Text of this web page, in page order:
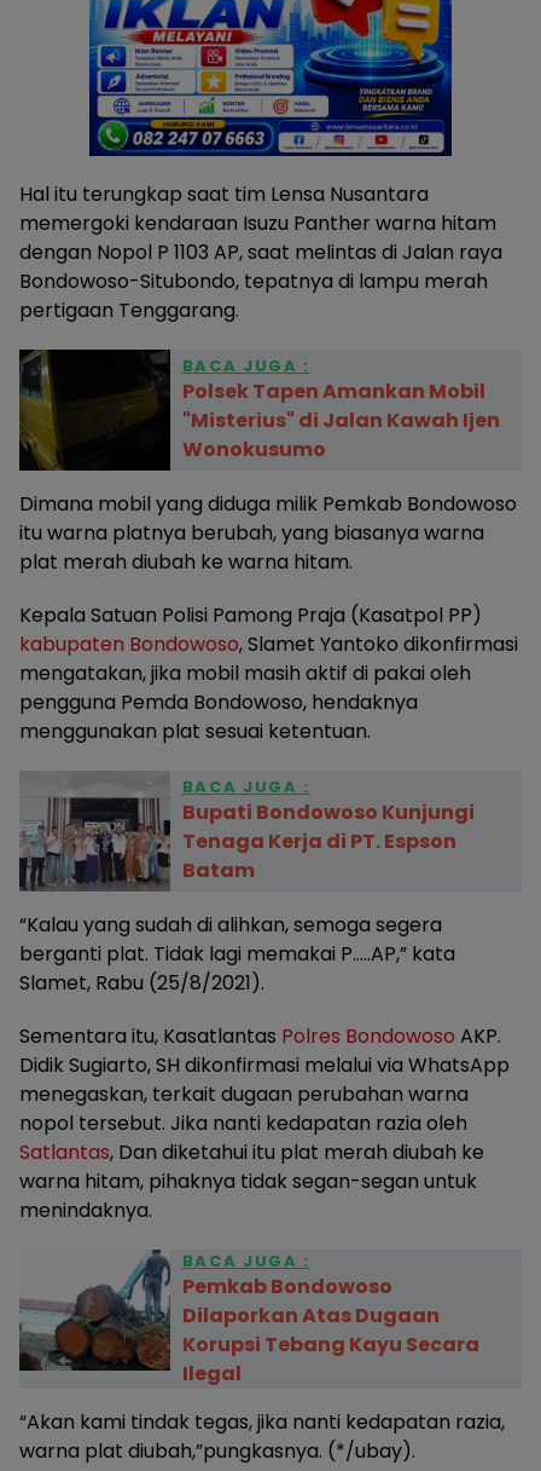
Hal itu terungkap saat tim Lensa Nusantara
memergoki kendaraan Isuzu Panther warna hitam
dengan Nopol P 1103 AP, saat melintas di Jalan raya
Bondowoso-Situbondo, tepatnya di lampu merah
pertigaan Tenggarang.
BACA JUGA :
Polsek Tapen Amankan Mobil
"Misterius" di Jalan Kawah Ijen
Wonokusumo
Dimana mobil yang diduga milik Pemkab Bondowoso
itu warna platnya berubah, yang biasanya warna
plat merah diubah ke warna hitam.
Kepala Satuan Polisi Pamong Praja (Kasatpol PP)
kabupaten Bondowoso, Slamet Yantoko dikonfirmasi
mengatakan, jika mobil masih aktif di pakai oleh
pengguna Pemda Bondowoso, hendaknya
menggunakan plat sesuai ketentuan.
BACA JUGA :
Bupati Bondowoso Kunjungi
Tenaga Kerja di PT. Espson
Batam
“Kalau yang sudah di alihkan, semoga segera
berganti plat. Tidak lagi memakai P…..AP,” kata
Slamet, Rabu (25/8/2021).
Sementara itu, Kasatlantas Polres Bondowoso AKP.
Didik Sugiarto, SH dikonfirmasi melalui via WhatsApp
menegaskan, terkait dugaan perubahan warna
nopol tersebut. Jika nanti kedapatan razia oleh
Satlantas, Dan diketahui itu plat merah diubah ke
warna hitam, pihaknya tidak segan-segan untuk
menindaknya.
BACA JUGA :
Pemkab Bondowoso
Dilaporkan Atas Dugaan
Korupsi Tebang Kayu Secara
Ilegal
“Akan kami tindak tegas, jika nanti kedapatan razia,
warna plat diubah,”pungkasnya. (*/ubay).